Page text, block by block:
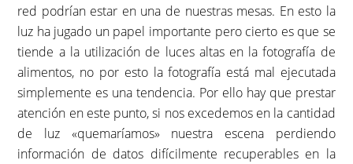
red podrían estar en una de nuestras mesas. En esto la
luz ha jugado un papel importante pero cierto es que se
tiende a la utilización de luces altas en la fotografía de
alimentos, no por esto la fotografía está mal ejecutada
simplemente es una tendencia. Por ello hay que prestar
atención en este punto, si nos excedemos en la cantidad
de luz «quemaríamos» nuestra escena perdiendo
información de datos difícilmente recuperables en la